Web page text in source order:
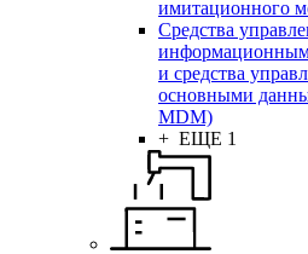
имитационного
Средства
и средства
основными
MDM)
+ ЕЩЕ 1